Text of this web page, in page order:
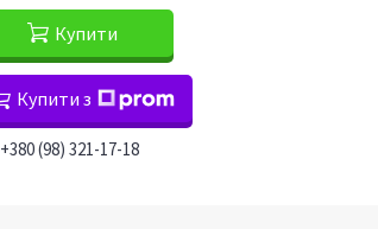
Купити
Купити з
+380 (98) 321-17-18